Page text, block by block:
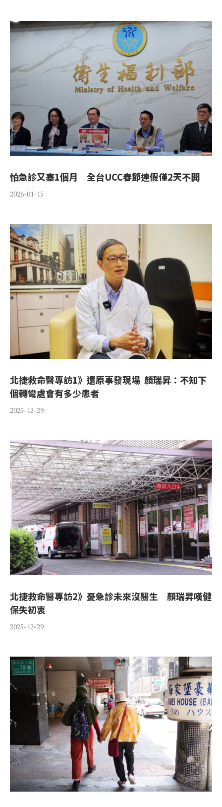
怕急診又塞1個月 全台UCC春節連假僅2天不開
2026-01-15
北捷救命醫專訪1》還原事發現場 顏瑞昇：不知下
個轉彎處會有多少患者
2025-12-29
北捷救命醫專訪2》憂急診未來沒醫生 顏瑞昇嘆健
保失初衷
2025-12-29